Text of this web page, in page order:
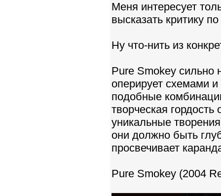
Меня интересует
высказать критику
Ну что-нить из
Pure Smokey сильно
оперирует схемами
подобные
творческая
уникальные
они должно быть
просвечивает
Pure Smokey (2004